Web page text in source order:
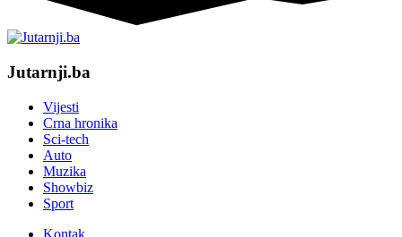
Jutarnji.ba
Vijesti
Crna hronika
Sci-tech
Auto
Muzika
Showbiz
Sport
Kontak